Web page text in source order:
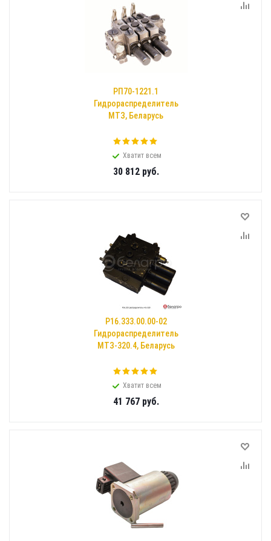
РП70-1221.1
Гидрораспределитель
МТЗ, Беларусь
Хватит всем
30 812руб.
Р16.333.00.00-02
Гидрораспределитель
МТЗ-320.4, Беларусь
Хватит всем
41 767руб.